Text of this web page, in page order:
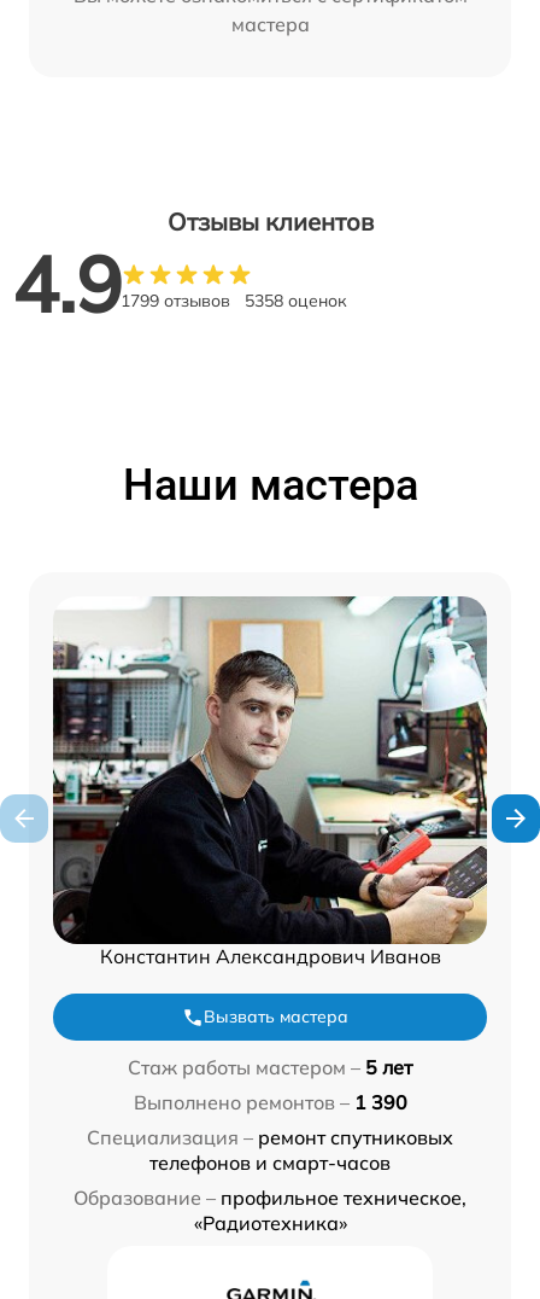
мастера
Отзывы клиентов
4.91799 отзывов 5358 оценок
Наши мастера
Константин Александрович Иванов
Вызвать мастера
Стаж работы мастером – 5 лет
Выполнено ремонтов – 1 390
Специализация – ремонт спутниковых
телефонов и смарт-часов
Образование – профильное техническое,
«Радиотехника»